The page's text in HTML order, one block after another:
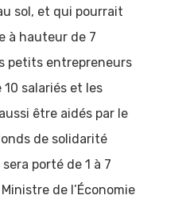
sol, et qui pourrait
à hauteur de 7
petits entrepreneurs
salariés et les
être aidés par le
de solidarité
porté de 1 à 7
de l’Économie